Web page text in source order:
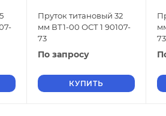
Пруток титановый 32
мм ВТ1-00 ОСТ 1 90107-
73
По запросу
КУПИТЬ
73